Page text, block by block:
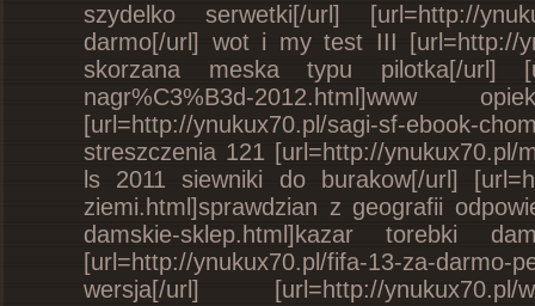
szydelko serwetki[/url] [url=http://
darmo[/url] wot i my test III [url=http://
skorzana meska typu pilotka[/url]
nagr%C3%B3d-2012.html]www
[url=http://ynukux70.pl/sagi-sf-
streszczenia 121 [url=http://ynukux70.pl/
ls 2011 siewniki do burakow[/url]
ziemi.html]sprawdzian z geografii
damskie-sklep.html]kazar torebki
[url=http://ynukux70.pl/fifa-13-za-
wersja[/url] [url=http://ynukux70.pl/